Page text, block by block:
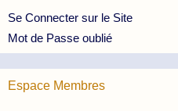
Se Connecter sur le Site
Mot de Passe oublié
Espace Membres